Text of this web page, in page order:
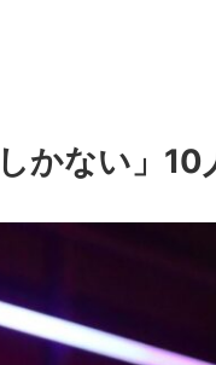
かない」10